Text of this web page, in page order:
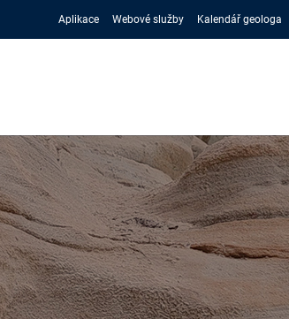
Aplikace Webové služby Kalendář geologa